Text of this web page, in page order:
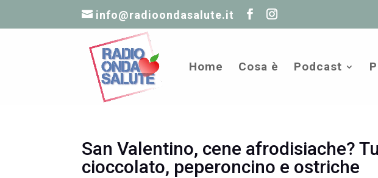
info@radioondasalute.it
Home Cosa è Podcast
San Valentino, cene afrodisiache?
cioccolato, peperoncino e ostriche